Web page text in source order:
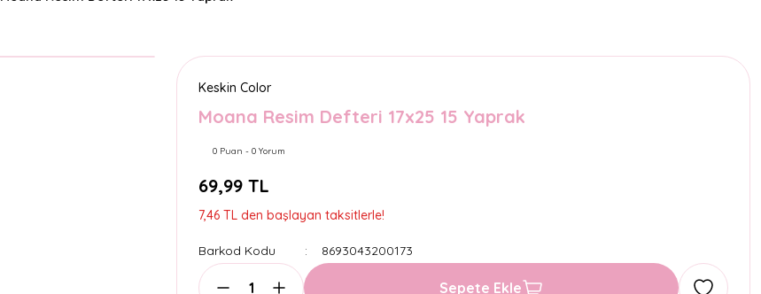
Keskin Color
Moana Resim Defteri 17x25 15 Yaprak
0 Puan - 0 Yorum
69,99 TL
7,46 TL den başlayan taksitlerle!
Barkod Kodu 8693043200173
Sepete Ekle